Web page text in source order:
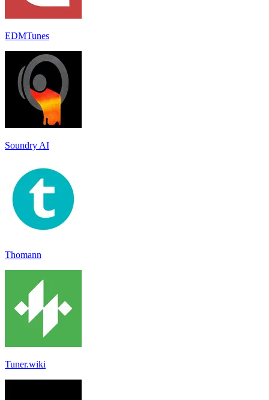
EDMTunes
Soundry AI
Thomann
Tuner.wiki